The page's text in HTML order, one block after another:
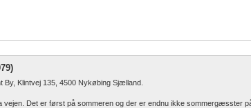
By, Klintvej 135, 4500 Nykøbing Sjælland.
vejen. Det er først på sommeren og der er endnu ikke sommergæsster